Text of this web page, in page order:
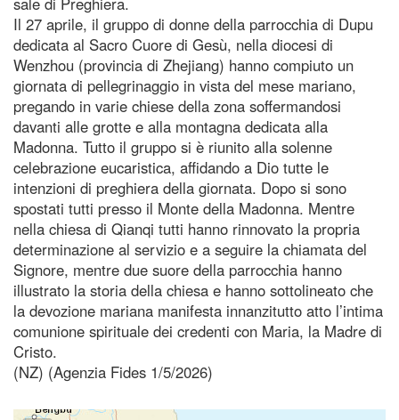
Il 27 aprile, il gruppo di donne della parrocchia di Dupu
dedicata al Sacro Cuore di Gesù, nella diocesi di
Wenzhou (provincia di Zhejiang) hanno compiuto un
giornata di pellegrinaggio in vista del mese mariano,
pregando in varie chiese della zona soffermandosi
davanti alle grotte e alla montagna dedicata alla
Madonna. Tutto il gruppo si è riunito alla solenne
celebrazione eucaristica, affidando a Dio tutte le
intenzioni di preghiera della giornata. Dopo si sono
spostati tutti presso il Monte della Madonna. Mentre
nella chiesa di Qianqi tutti hanno rinnovato la propria
determinazione al servizio e a seguire la chiamata del
Signore, mentre due suore della parrocchia hanno
illustrato la storia della chiesa e hanno sottolineato che
la devozione mariana manifesta innanzitutto atto l’intima
comunione spirituale dei credenti con Maria, la Madre di
Cristo.
(NZ) (Agenzia Fides 1/5/2026)